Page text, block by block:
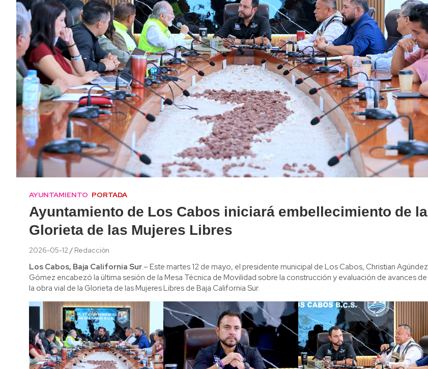
AYUNTAMIENTO PORTADA
Ayuntamiento de Los Cabos iniciará embellecimiento de la
Glorieta de las Mujeres Libres
2026-05-12 Redacción
Los Cabos, Baja California Sur.– Este martes 12 de mayo, el presidente municipal de Los Cabos, Christian Agúndez
Gómez encabezó la última sesión de la Mesa Técnica de Movilidad sobre la construcción y evaluación de avances de
la obra vial de la Glorieta de las Mujeres Libres de Baja California Sur.